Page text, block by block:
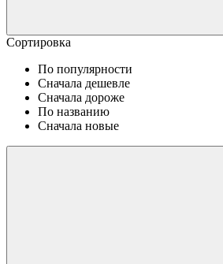
Сортировка
По популярности
Сначала дешевле
Сначала дороже
По названию
Сначала новые